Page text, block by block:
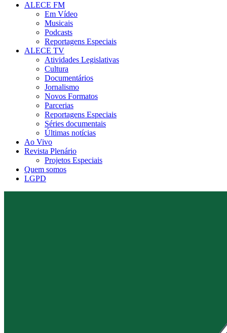
ALECE FM
Em Vídeo
Musicais
Podcasts
Reportagens Especiais
ALECE TV
Atividades Legislativas
Cultura
Documentários
Jornalismo
Novos Formatos
Parcerias
Reportagens Especiais
Séries documentais
Últimas notícias
Ao Vivo
Revista Plenário
Projetos Especiais
Quem somos
LGPD